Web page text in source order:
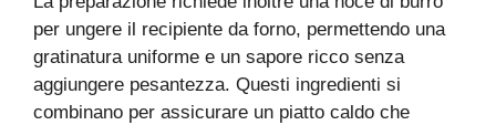
per ungere il recipiente da forno, permettendo una
gratinatura uniforme e un sapore ricco senza
aggiungere pesantezza. Questi ingredienti si
combinano per assicurare un piatto caldo che